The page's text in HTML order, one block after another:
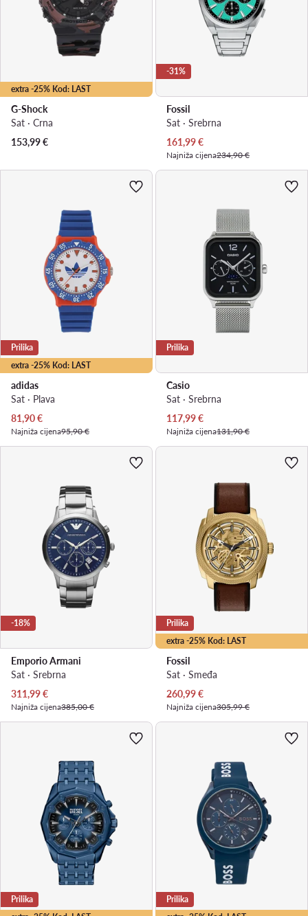
extra -25% Kod: LAST
G-Shock
Sat · Crna
153,99€
-31%
Fossil
Sat · Srebrna
Trenutna cijena
161,99€
Najniža cijena234,90 €
extra -25% Kod: LAST
Prilika
adidas
Sat · Plava
Trenutna cijena
81,90€
Najniža cijena95,90 €
Prilika
Casio
Sat · Srebrna
Trenutna cijena
117,99€
Najniža cijena131,90 €
-18%
Emporio Armani
Sat · Srebrna
Trenutna cijena
311,99€
Najniža cijena385,00 €
extra -25% Kod: LAST
Prilika
Fossil
Sat · Smeđa
Trenutna cijena
260,99€
Najniža cijena305,99 €
Prilika Prilika